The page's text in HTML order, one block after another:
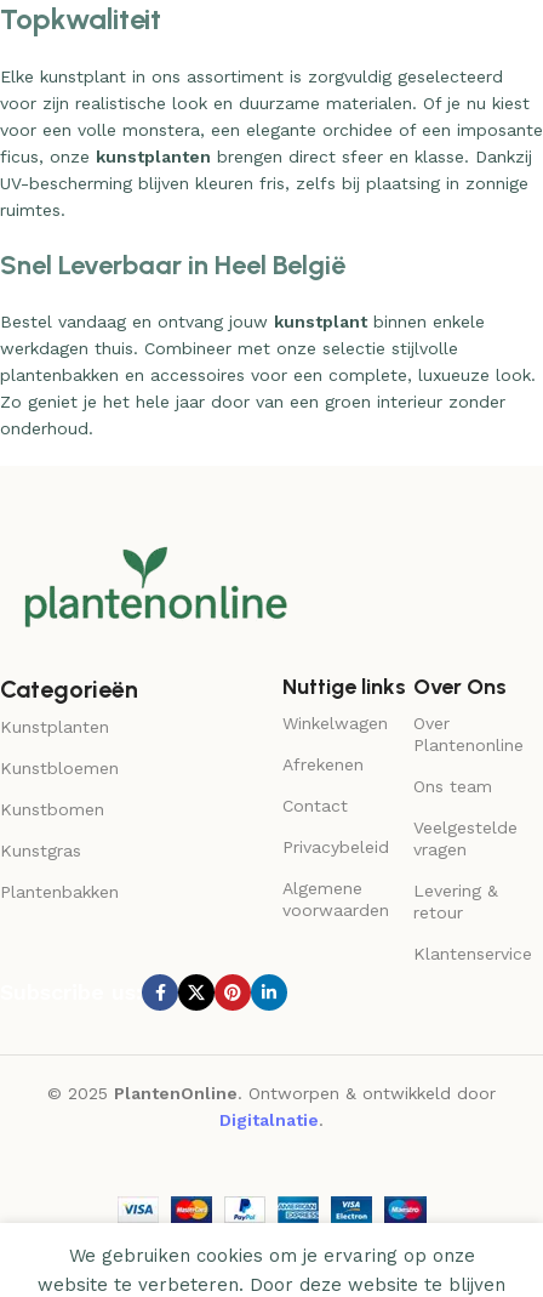
Topkwaliteit
Elke kunstplant in ons assortiment is zorgvuldig geselecteerd
voor zijn realistische look en duurzame materialen. Of je nu kiest
voor een volle monstera, een elegante orchidee of een imposante
ficus, onze kunstplanten brengen direct sfeer en klasse. Dankzij
UV-bescherming blijven kleuren fris, zelfs bij plaatsing in zonnige
ruimtes.
Snel Leverbaar in Heel België
Bestel vandaag en ontvang jouw kunstplantbinnen enkele
werkdagen thuis. Combineer met onze selectie stijlvolle
plantenbakken en accessoires voor een complete, luxueuze look.
Zo geniet je het hele jaar door van een groen interieur zonder
onderhoud.
Categorieën
Kunstplanten
Kunstbloemen
Kunstbomen
Kunstgras
Plantenbakken
Nuttige links
Winkelwagen
Afrekenen
Contact
Privacybeleid
Algemene
voorwaarden
Over Ons
Over
Plantenonline
Ons team
Veelgestelde
vragen
Levering &
retour
Klantenservice
© 2025 PlantenOnline. Ontworpen & ontwikkeld door
Digitalnatie.
We gebruiken cookies om je ervaring op onze
website te verbeteren. Door deze website te blijven